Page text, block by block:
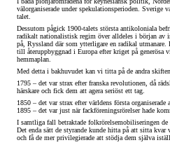
välorganiserade under spekulationsperioden. Sverige
talet.
Dessutom pågick 1900-talets största antikoloniala
radikalt nationalistisk regim över alldeles i början av
på, Ryssland där som ytterligare en radikal
till återuppbyggnad i Europa efter kriget på
hemmaplan.
Med detta i bakhuvudet kan vi titta på de andra
1795 – det var strax efter franska revolutionen, då
härskare och fick dem att agera seriöst ett tag.
1850 – det var strax efter världens första
1895 – det var just när fackföreningsrörelser hade
I samtliga fall betraktade folkrörelsemobiliseringen
Det enda sätt de styrande kunde hitta på att sitta
och få de mer privilegierade att stödja dem själva